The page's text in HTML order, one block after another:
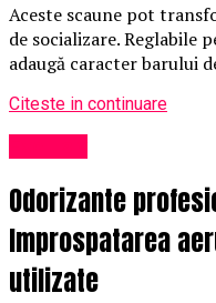
Aceste scaune pot
de socializare. Reglabile
adaugă caracter barului
Citeste in continuare
Odorizante
Improspatarea
utilizate